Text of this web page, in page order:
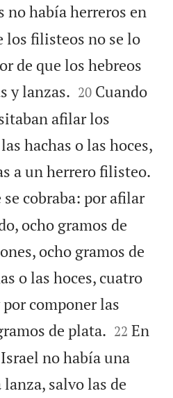
no había herreros en
los filisteos no se lo
de que los hebreos
y lanzas. 

20 Cuando
afilar los
hachas o las hoces,
a un herrero filisteo.
cobraba: por afilar
ocho gramos de
ocho gramos de
o las hoces, cuatro
componer las
de plata. 

22 En
no había una
salvo las de